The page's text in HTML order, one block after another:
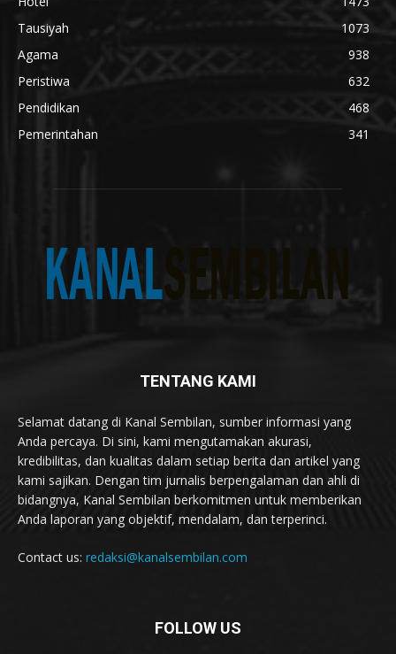
Tausiyah
1073
Agama
938
Peristiwa
632
Pendidikan
468
Pemerintahan
341
TENTANG KAMI
Selamat datang di Kanal Sembilan, sumber informasi yang
Anda percaya. Di sini, kami mengutamakan akurasi,
kredibilitas, dan kualitas dalam setiap berita dan artikel yang
kami sajikan. Dengan tim jurnalis berpengalaman dan ahli di
bidangnya, Kanal Sembilan berkomitmen untuk memberikan
Anda laporan yang objektif, mendalam, dan terperinci.
Contact us: redaksi@kanalsembilan.com
FOLLOW US